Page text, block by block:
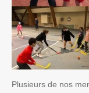
Plusieurs de nos